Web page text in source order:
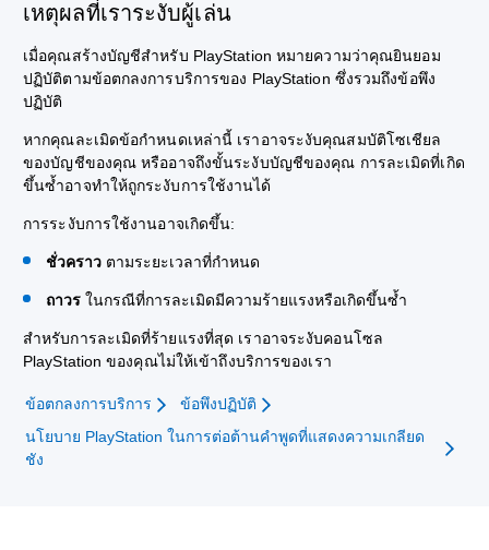
เหตุผลที่เราระงับผู้เล่น
เมื่อคุณสร้างบัญชีสำหรับ PlayStation หมายความว่าคุณยินยอม
ปฏิบัติตามข้อตกลงการบริการของ PlayStation ซึ่งรวมถึงข้อพึง
ปฏิบัติ
หากคุณละเมิดข้อกำหนดเหล่านี้ เราอาจระงับคุณสมบัติโซเชียล
ของบัญชีของคุณ หรืออาจถึงขั้นระงับบัญชีของคุณ การละเมิดที่เกิด
ขึ้นซ้ำอาจทำให้ถูกระงับการใช้งานได้
การระงับการใช้งานอาจเกิดขึ้น:
ชั่วคราว ตามระยะเวลาที่กำหนด
ถาวร ในกรณีที่การละเมิดมีความร้ายแรงหรือเกิดขึ้นซ้ำ
สำหรับการละเมิดที่ร้ายแรงที่สุด เราอาจระงับคอนโซล
PlayStation ของคุณไม่ให้เข้าถึงบริการของเรา
ข้อตกลงการบริการ
ข้อพึงปฏิบัติ
นโยบาย PlayStation ในการต่อต้านคำพูดที่แสดงความเกลียด
ชัง